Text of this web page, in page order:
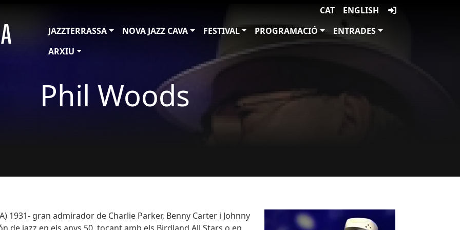
CAT
ENGLISH
JAZZTERRASSA
NOVA JAZZ CAVA FESTIVAL PROGRAMACIÓ
ENTRADES
ARXIU
Phil Woods
1931- gran admirador de Charlie Parker, Benny Carter i Johnny
Imatges
Imagen